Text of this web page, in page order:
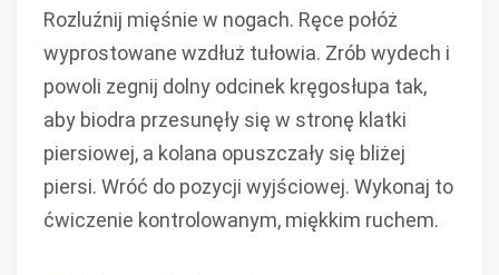
Rozluźnij mięśnie w nogach. Ręce połóż
wyprostowane wzdłuż tułowia. Zrób wydech i
powoli zegnij dolny odcinek kręgosłupa tak,
aby biodra przesunęły się w stronę klatki
piersiowej, a kolana opuszczały się bliżej
piersi. Wróć do pozycji wyjściowej. Wykonaj to
ćwiczenie kontrolowanym, miękkim ruchem.